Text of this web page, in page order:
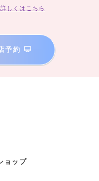
しくはこちら
予約
ョップ